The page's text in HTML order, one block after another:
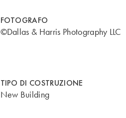
FOTOGRAFO
©Dallas & Harris Photography LLC
TIPO DI COSTRUZIONE
New Building